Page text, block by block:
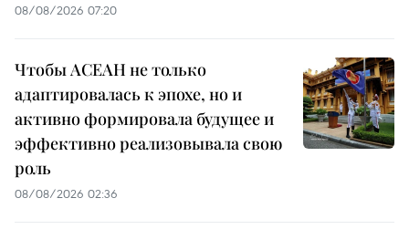
08/08/2026 07:20
Чтобы АСЕАН не только
адаптировалась к эпохе, но и
активно формировала будущее и
эффективно реализовывала свою
роль
08/08/2026 02:36